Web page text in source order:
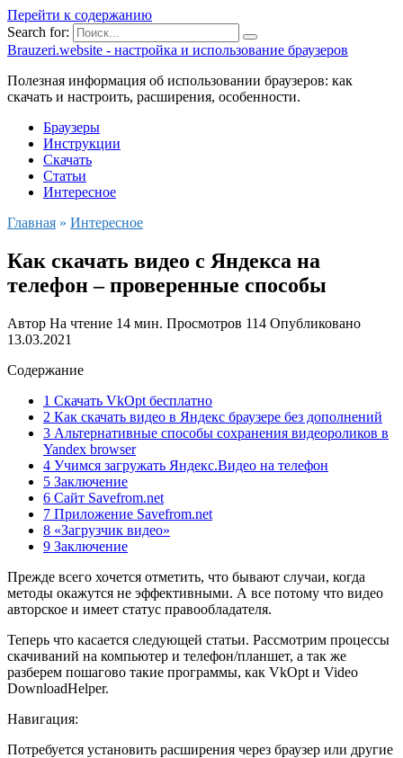
Перейти к содержанию
Search for:
Brauzeri.website - настройка и использование браузеров
Полезная информация об использовании браузеров: как
скачать и настроить, расширения, особенности.
Браузеры
Инструкции
Скачать
Статьи
Интересное
Главная » Интересное
Как скачать видео с Яндекса на
телефон – проверенные способы
Автор На чтение 14 мин. Просмотров 114 Опубликовано
13.03.2021
Содержание
1 Скачать VkOpt бесплатно
2 Как скачать видео в Яндекс браузере без дополнений
3 Альтернативные способы сохранения видеороликов в
Yandex browser
4 Учимся загружать Яндекс.Видео на телефон
5 Заключение
6 Сайт Savefrom.net
7 Приложение Savefrom.net
8 «Загрузчик видео»
9 Заключение
Прежде всего хочется отметить, что бывают случаи, когда
методы окажутся не эффективными. А все потому что видео
авторское и имеет статус правообладателя.
Теперь что касается следующей статьи. Рассмотрим процессы
скачиваний на компьютер и телефон/планшет, а так же
разберем пошагово такие программы, как VkOpt и Video
DownloadHelper.
Навигация:
Потребуется установить расширения через браузер или другие